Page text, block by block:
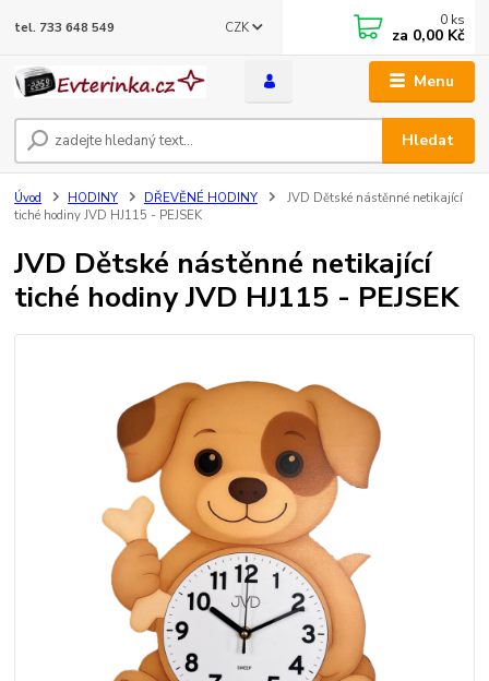
Menu
CZK
Hledat
tel. 733 648 549 0 ks
za 0,00 Kč
Úvod HODINY DŘEVĚNÉ HODINY
JVD Dětské nástěnné netikající
tiché hodiny JVD HJ115 - PEJSEK
JVD Dětské nástěnné netikající
tiché hodiny JVD HJ115 - PEJSEK